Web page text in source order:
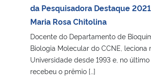
Secretaria-Geral
Gabinete de Segurança Institucional
da Pesquisadora Destaque
Maria Rosa Chitolina
Docente do Departamento de
Biologia Molecular do CCNE, leciona
Universidade desde 1993 e, no último
recebeu o prêmio […]